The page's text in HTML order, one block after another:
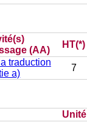
(AA)
HT(*)
traduction
a)
7